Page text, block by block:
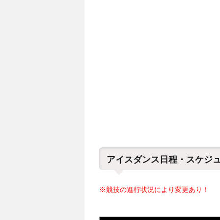
アイスダンス日程・スケジ
※競技の進行状況により変更あり！